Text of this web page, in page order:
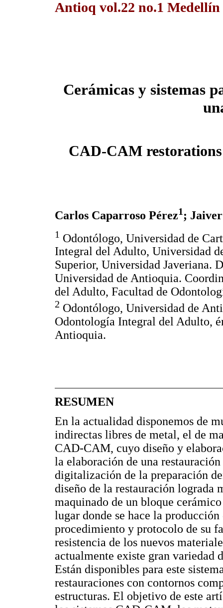
Antioq vol.22 no.1 Medellín
Cerámicas y sistemas
CAD-CAM
Carlos Caparroso Pérez1;
1 Odontólogo, Universidad de
Integral del Adulto, Universidad
Superior, Universidad Javeriana.
Universidad de Antioquia.
del Adulto, Facultad de
2 Odontólogo, Universidad de
Odontología Integral del Adulto,
Antioquia.
RESUMEN
En la actualidad disponemos de
indirectas libres de metal, el de
CAD-CAM, cuyo diseño y
la elaboración de una
digitalización de la preparación
diseño de la restauración lograda
maquinado de un bloque
lugar donde se hace la
procedimiento y protocolo de su
resistencia de los nuevos
actualmente existe gran variedad
Están disponibles para este
restauraciones con contornos
estructuras. El objetivo de este